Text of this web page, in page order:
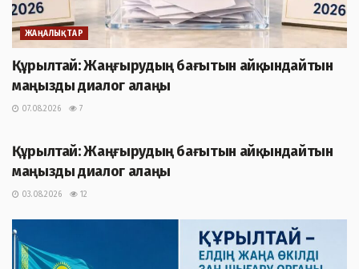
ЖАҢАЛЫҚТАР
Құрылтай: Жаңғырудың бағытын айқындайтын
маңызды диалог алаңы
07.08.2026
7
Құрылтай: Жаңғырудың бағытын айқындайтын
маңызды диалог алаңы
03.08.2026 12